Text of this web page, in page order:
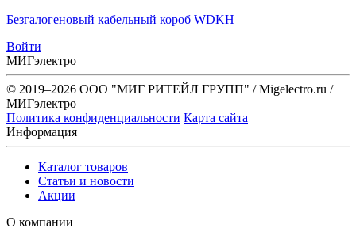
Безгалогеновый кабельный короб WDKH
Войти
МИГэлектро
© 2019–2026 ООО "МИГ РИТЕЙЛ ГРУПП" / Migelectro.ru /
МИГэлектро
Политика конфиденциальности Карта сайта
Информация
Каталог товаров
Статьи и новости
Акции
О компании